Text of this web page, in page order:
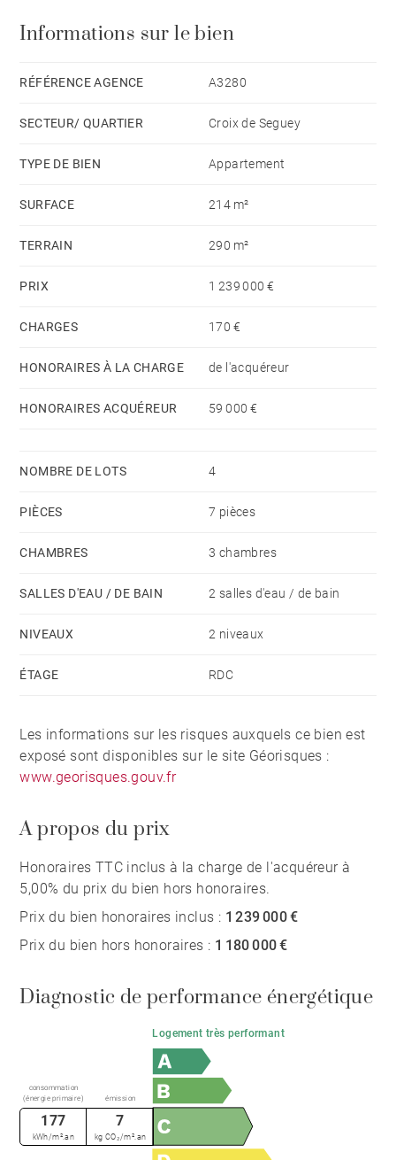
par une pièce de stockage ainsi qu'une buanderie.
baignée de lumière grâce à de larges ouvertures,
dînatoire aux lignes contemporaines. Cet ensemble
s'ouvre de plain-pied sur un somptueux jardin
intimité, sérénité et un cadre de vie exceptionnel.
Informations sur le bien
RÉFÉRENCE AGENCE A3280
SECTEUR/ QUARTIER Croix de Seguey
TYPE DE BIEN Appartement
SURFACE 214 m²
TERRAIN 290 m²
PRIX 1 239 000 €
CHARGES 170 €
HONORAIRES À LA CHARGE de l'acquéreur
HONORAIRES ACQUÉREUR 59 000 €
NOMBRE DE LOTS 4
PIÈCES 7 pièces
CHAMBRES 3 chambres
SALLES D'EAU / DE BAIN 2 salles d'eau / de bain
NIVEAUX 2 niveaux
ÉTAGE RDC
Les informations sur les risques auxquels ce bien est
exposé sont disponibles sur le site Géorisques :
www.georisques.gouv.fr
A propos du prix
Honoraires TTC inclus à la charge de l'acquéreur à
5,00% du prix du bien hors honoraires.
Prix du bien honoraires inclus : 1 239 000 €
Prix du bien hors honoraires : 1 180 000 €
Diagnostic de performance énergétique
Logement très performant
consommation
(énergie primaire)
émission
177
kWh/m².an
7
kg CO₂/m².an